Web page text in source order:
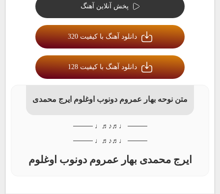
پخش آنلاین آهنگ
دانلود آهنگ با کیفیت 320
دانلود آهنگ با کیفیت 128
متن نوحه بهار عمروم دونوب اوغلوم ایرج محمدی
──── ♩♬♪♬♩ ────
──── ♩♬♪♬♩ ────
ایرج محمدی بهار عمروم دونوب اوغلوم